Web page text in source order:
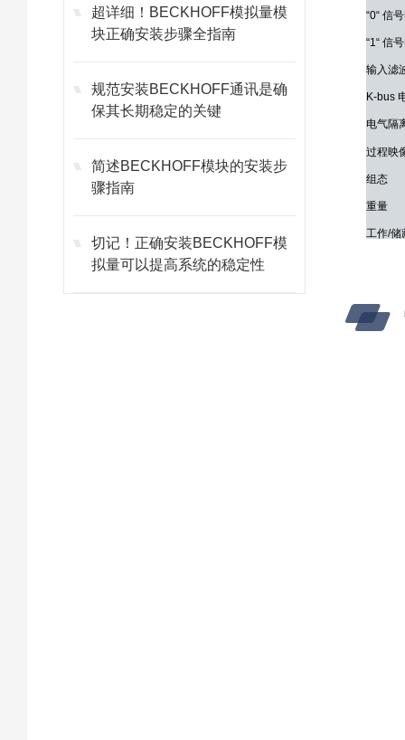
超详细！BECKHOFF模拟量模
块正确安装步骤全指南
规范安装BECKHOFF通讯是确
保其长期稳定的关键
简述BECKHOFF模块的安装步
骤指南
切记！正确安装BECKHOFF模
拟量可以提高系统的稳定性
“0“ 信
“1“ 信
输入滤
K-bus
电气隔
过程映
组态
重量
工作/储
抗电磁